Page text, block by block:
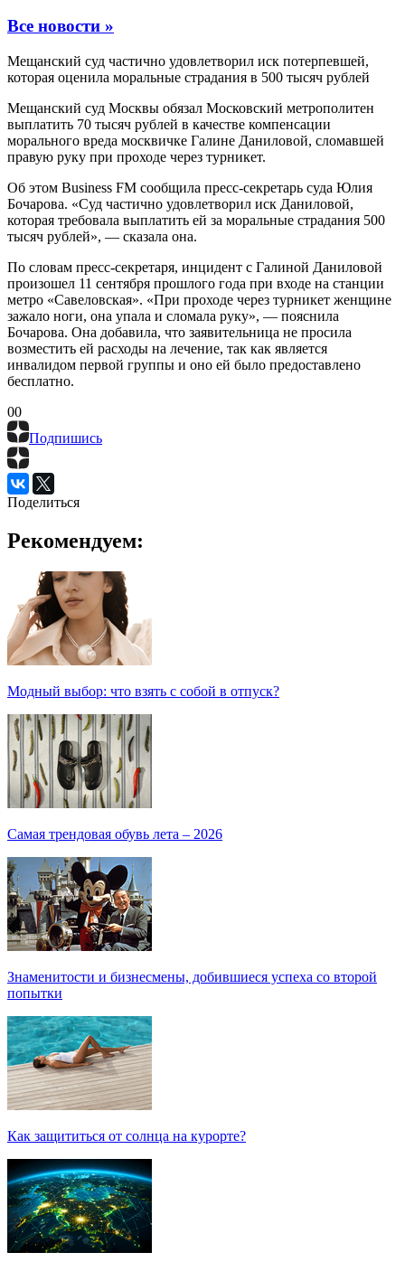
Все новости »
Мещанский суд частично удовлетворил иск потерпевшей,
которая оценила моральные страдания в 500 тысяч рублей
Мещанский суд Москвы обязал Московский метрополитен
выплатить 70 тысяч рублей в качестве компенсации
морального вреда москвичке Галине Даниловой, сломавшей
правую руку при проходе через турникет.
Об этом Business FM сообщила пресс-секретарь суда Юлия
Бочарова. «Суд частично удовлетворил иск Даниловой,
которая требовала выплатить ей за моральные страдания 500
тысяч рублей», — сказала она.
По словам пресс-секретаря, инцидент с Галиной Даниловой
произошел 11 сентября прошлого года при входе на станции
метро «Савеловская». «При проходе через турникет женщине
зажало ноги, она упала и сломала руку», — пояснила
Бочарова. Она добавила, что заявительница не просила
возместить ей расходы на лечение, так как является
инвалидом первой группы и оно ей было предоставлено
бесплатно.
00
Подпишись
Поделиться
Рекомендуем:
Модный выбор: что взять с собой в отпуск?
Самая трендовая обувь лета – 2026
Знаменитости и бизнесмены, добившиеся успеха со второй
попытки
Как защититься от солнца на курорте?